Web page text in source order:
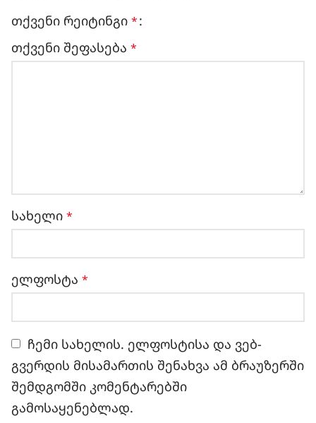
თქვენი რეიტინგი *
თქვენი შეფასება *
სახელი *
ელფოსტა *
ჩემი სახელის. ელფოსტისა და ვებ-
გვერდის მისამართის შენახვა ამ ბრაუზერში
შემდგომში კომენტარებში
გამოსაყენებლად.